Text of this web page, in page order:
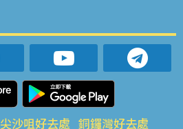
尖沙咀好去處 銅鑼灣好去處